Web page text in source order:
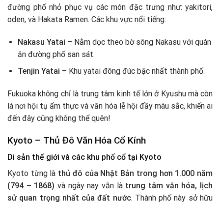
đường phố nhỏ phục vụ các món đặc trưng như: yakitori,
oden, và Hakata Ramen. Các khu vực nổi tiếng:
Nakasu Yatai – Nằm dọc theo bờ sông Nakasu với quán
ăn đường phố san sát.
Tenjin Yatai – Khu yatai đông đúc bậc nhất thành phố.
Fukuoka không chỉ là trung tâm kinh tế lớn ở Kyushu mà còn
là nơi hội tụ ẩm thực và văn hóa lễ hội đầy màu sắc, khiến ai
đến đây cũng không thể quên!
Kyoto – Thủ Đô Văn Hóa Cổ Kính
Di sản thế giới và các khu phố cổ tại Kyoto
Kyoto từng là thủ đô của Nhật Bản trong hơn 1.000 năm
(794 – 1868) và ngày nay vẫn là trung tâm văn hóa, lịch
sử quan trọng nhất của đất nước. Thành phố này sở hữu